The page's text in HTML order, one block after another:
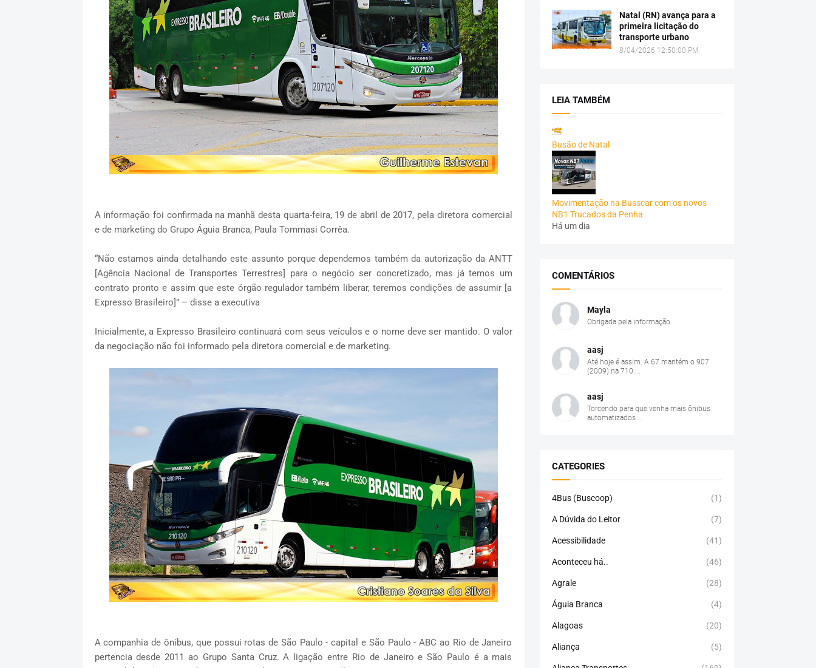
A informação foi confirmada na manhã desta quarta-feira, 19 de abril de 2017, pela diretora comercial
e de marketing do Grupo Águia Branca, Paula Tommasi Corrêa.
“Não estamos ainda detalhando este assunto porque dependemos também da autorização da ANTT
[Agência Nacional de Transportes Terrestres] para o negócio ser concretizado, mas já temos um
contrato pronto e assim que este órgão regulador também liberar, teremos condições de assumir [a
Expresso Brasileiro]” – disse a executiva
Inicialmente, a Expresso Brasileiro continuará com seus veículos e o nome deve ser mantido. O valor
da negociação não foi informado pela diretora comercial e de marketing.
A companhia de ônibus, que possui rotas de São Paulo - capital e São Paulo - ABC ao Rio de Janeiro
pertencia desde 2011 ao Grupo Santa Cruz. A ligação entre Rio de Janeiro e São Paulo é a mais
Natal (RN) avança para a
primeira licitação do
transporte urbano
8/04/2026 12:50:00 PM
LEIA TAMBÉM
Busão de Natal
Movimentação na Busscar com os novos
NB1 Trucados da Penha
Há um dia
COMENTÁRIOS
Mayla
Obrigada pela informação.
aasj
Até hoje é assim. A 67 mantém o 907
(2009) na 710....
aasj
Torcendo para que venha mais ônibus
automatizados ...
CATEGORIES
4Bus (Buscoop) (1)
A Dúvida do Leitor (7)
Acessibilidade (41)
Aconteceu há.. (46)
Agrale (28)
Águia Branca (4)
Alagoas (20)
Aliança (5)